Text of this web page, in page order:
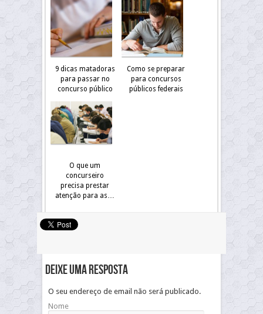
9 dicas matadoras
para passar no
concurso público
Como se preparar
para concursos
públicos federais
O que um
concurseiro
precisa prestar
atenção para as…
Deixe uma resposta
O seu endereço de email não será publicado.
Nome